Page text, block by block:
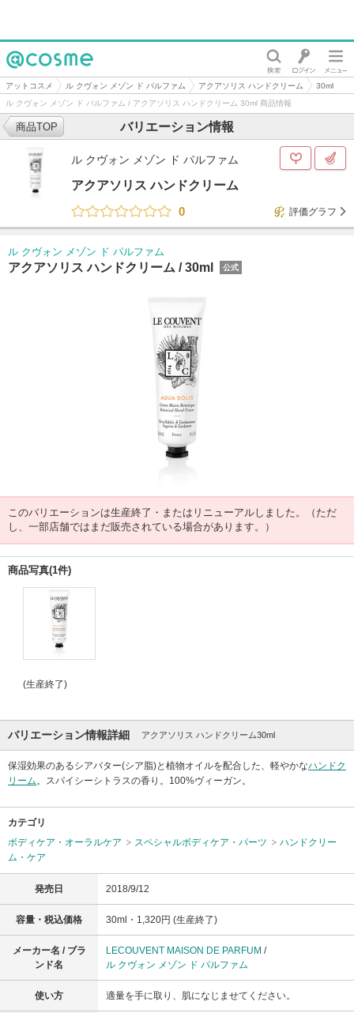
@cosme
アットコスメ ル クヴォン メゾン ド パルファム アクアソリス ハンドクリーム
30ml
ル クヴォン メゾン ド パルファム / アクアソリス ハンドクリーム 30ml 商品情報
バリエーション情報
商品TOP
ル クヴォン メゾン ド パルファム
アクアソリス ハンドクリーム
0
評価グラフ
ル クヴォン メゾン ド パルファム
アクアソリス ハンドクリーム /30ml 公式
このバリエーションは生産終了・またはリニューアルしました。（ただ
し、一部店舗ではまだ販売されている場合があります。）
商品写真(1件)
(生産終了)
バリエーション情報詳細 アクアソリス ハンドクリーム30ml
保湿効果のあるシアバター(シア脂)と植物オイルを配合した、軽やかなハンドク
リーム 。スパイシーシトラスの香り。100%ヴィーガン。
カテゴリ
ボディケア・オーラルケア
スペシャルボディケア・パーツ
ハンドクリー
ム・ケア
発売日 2018/9/12
容量・税込価格 30ml・1,320円 (生産終了)
メーカー名 / ブラ
ンド名
LECOUVENT MAISON DE PARFUM /
ル クヴォン メゾン ド パルファム
使い方 適量を手に取り、肌になじませてください。